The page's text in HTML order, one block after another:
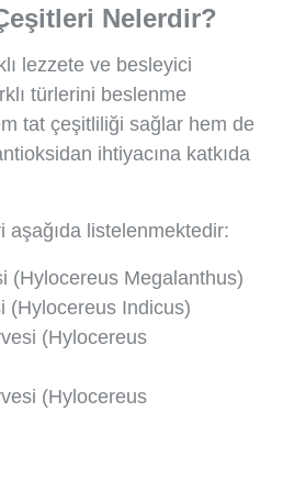
Nelerdir?
lezzete ve besleyici
türlerini beslenme
tat çeşitliliği sağlar hem de
ihtiyacına katkıda
aşağıda listelenmektedir:
(Hylocereus Megalanthus)
(Hylocereus Indicus)
(Hylocereus
(Hylocereus